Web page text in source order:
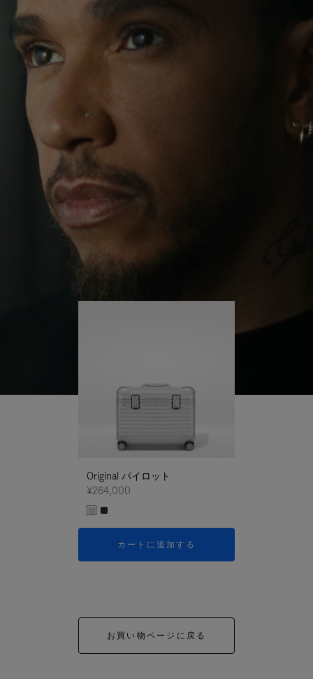
PAUSED,
PLEASE
PRESS
PLAY
MUTED,
PLEASE
UNMUTE
IT
ルイス・ハミルトンは、サーキットでの輝かしい
功績で知られていますが、近年彼は、慣れ親しん
だ世界を飛び越え、新たな場所へ一歩を踏み出す
旅を楽しんでいます。 世界各地で出会う新しい経
験を通し、自分自身に挑み続け、旅の中で多くの
学びを得ていると言います。
そんな彼の旅には、常に RIMOWA Original パイロ
ット が寄り添います。ケースに刻まれたひとつひ
とつの傷は、彼が歩んできた軌跡、そして彼がそ
の旅を通して成し遂げた何かがあることを物語っ
Original パイロット
¥264,000
カートに追加する
お買い物ページに戻る